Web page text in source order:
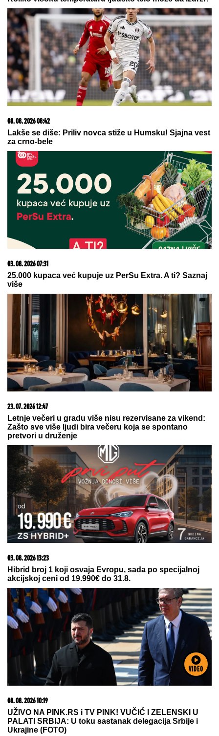
VIDEO
08. 08. 2026 08:42
Lakše se diše: Priliv novca stiže u Humsku! Sjajna vest
za crno-bele
03. 08. 2026 07:31
25.000 kupaca već kupuje uz PerSu Extra. A ti? Saznaj
više
23. 07. 2026 12:47
Letnje večeri u gradu više nisu rezervisane za vikend:
Zašto sve više ljudi bira večeru koja se spontano
pretvori u druženje
03. 08. 2026 13:23
Hibrid broj 1 koji osvaja Evropu, sada po specijalnoj
akcijskoj ceni od 19.990€ do 31.8.
08. 08. 2026 10:19
UŽIVO NA PINK.RS i TV PINK! VUČIĆ I ZELENSKI U
PALATI SRBIJA: U toku sastanak delegacija Srbije i
Ukrajine (FOTO)